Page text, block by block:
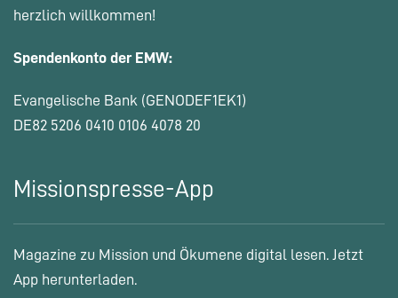
herzlich willkommen!
Spendenkonto der EMW:
Evangelische Bank (GENODEF1EK1)
DE82 5206 0410 0106 4078 20
Missionspresse-App
Magazine zu Mission und Ökumene digital lesen. Jetzt
App herunterladen.